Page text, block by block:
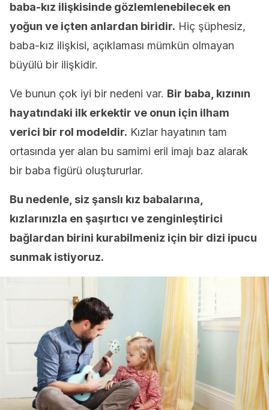
baba-kız ilişkisinde gözlemlenebilecek en
yoğun ve içten anlardan biridir. Hiç şüphesiz,
baba-kız ilişkisi, açıklaması mümkün olmayan
büyülü bir ilişkidir.
Ve bunun çok iyi bir nedeni var. Bir baba, kızının
hayatındaki ilk erkektir ve onun için ilham
verici bir rol modeldir. Kızlar hayatının tam
ortasında yer alan bu samimi eril imajı baz alarak
bir baba figürü oluştururlar.
Bu nedenle, siz şanslı kız babalarına,
kızlarınızla en şaşırtıcı ve zenginleştirici
bağlardan birini kurabilmeniz için bir dizi ipucu
sunmak istiyoruz.